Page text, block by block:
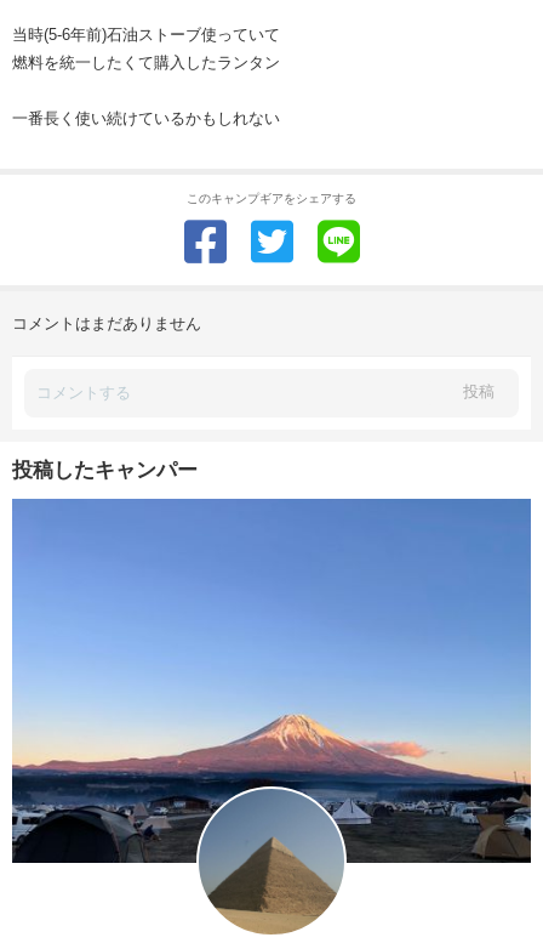
当時(5-6年前)石油ストーブ使っていて
燃料を統一したくて購入したランタン
一番長く使い続けているかもしれない
このキャンプギアをシェアする
コメントはまだありません
投稿
投稿したキャンパー